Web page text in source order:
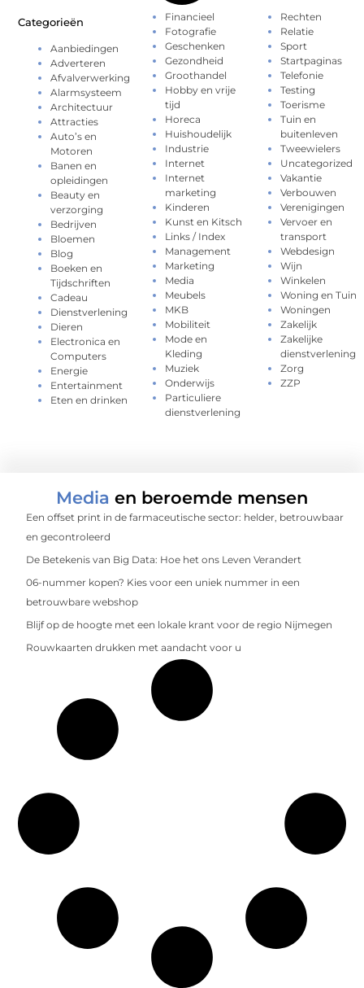
Categorieën
Aanbiedingen
Adverteren
Afvalverwerking
Alarmsysteem
Architectuur
Attracties
Auto’s en
Motoren
Banen en
opleidingen
Beauty en
verzorging
Bedrijven
Bloemen
Blog
Boeken en
Tijdschriften
Cadeau
Dienstverlening
Dieren
Electronica en
Computers
Energie
Entertainment
Eten en drinken
Financieel
Fotografie
Geschenken
Gezondheid
Groothandel
Hobby en vrije
tijd
Horeca
Huishoudelijk
Industrie
Internet
Internet
marketing
Kinderen
Kunst en Kitsch
Links / Index
Management
Marketing
Media
Meubels
MKB
Mobiliteit
Mode en
Kleding
Muziek
Onderwijs
Particuliere
dienstverlening
Rechten
Relatie
Sport
Startpaginas
Telefonie
Testing
Toerisme
Tuin en
buitenleven
Tweewielers
Uncategorized
Vakantie
Verbouwen
Verenigingen
Vervoer en
transport
Webdesign
Wijn
Winkelen
Woning en Tuin
Woningen
Zakelijk
Zakelijke
dienstverlening
Zorg
ZZP
Media en beroemde mensen
Een offset print in de farmaceutische sector: helder, betrouwbaar
en gecontroleerd
De Betekenis van Big Data: Hoe het ons Leven Verandert
06-nummer kopen? Kies voor een uniek nummer in een
betrouwbare webshop
Blijf op de hoogte met een lokale krant voor de regio Nijmegen
Rouwkaarten drukken met aandacht voor u